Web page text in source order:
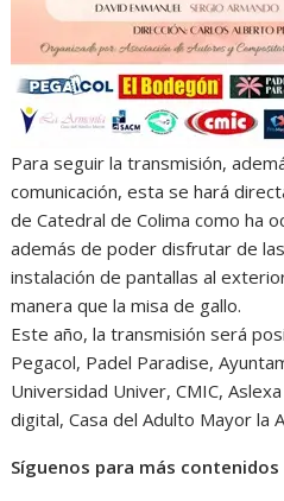
Para seguir la transmisión,
comunicación, esta se hará
de Catedral de Colima como ha
además de poder disfrutar de
instalación de pantallas al
manera que la misa de gallo.
Este año, la transmisión será
Pegacol, Padel Paradise,
Universidad Univer, CMIC,
digital, Casa del Adulto Mayor la
Síguenos para más